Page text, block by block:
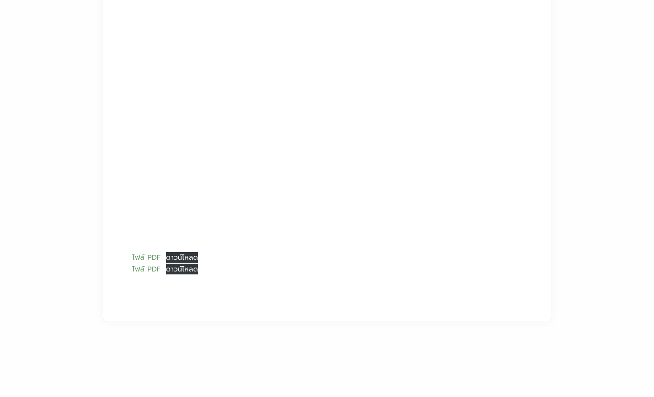
ไฟล์ PDF ดาวน์โหลด
ไฟล์ PDF ดาวน์โหลด